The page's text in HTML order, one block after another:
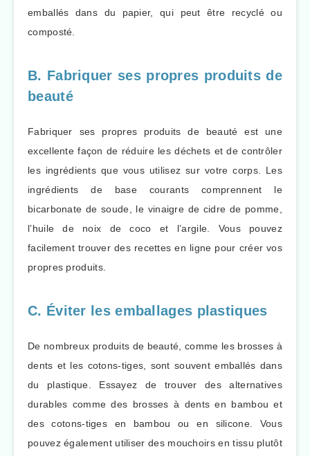
emballés dans du papier, qui peut être recyclé ou
composté.
B. Fabriquer ses propres produits de
beauté
Fabriquer ses propres produits de beauté est une
excellente façon de réduire les déchets et de contrôler
les ingrédients que vous utilisez sur votre corps. Les
ingrédients de base courants comprennent le
bicarbonate de soude, le vinaigre de cidre de pomme,
l’huile de noix de coco et l’argile. Vous pouvez
facilement trouver des recettes en ligne pour créer vos
propres produits.
C. Éviter les emballages plastiques
De nombreux produits de beauté, comme les brosses à
dents et les cotons-tiges, sont souvent emballés dans
du plastique. Essayez de trouver des alternatives
durables comme des brosses à dents en bambou et
des cotons-tiges en bambou ou en silicone. Vous
pouvez également utiliser des mouchoirs en tissu plutôt